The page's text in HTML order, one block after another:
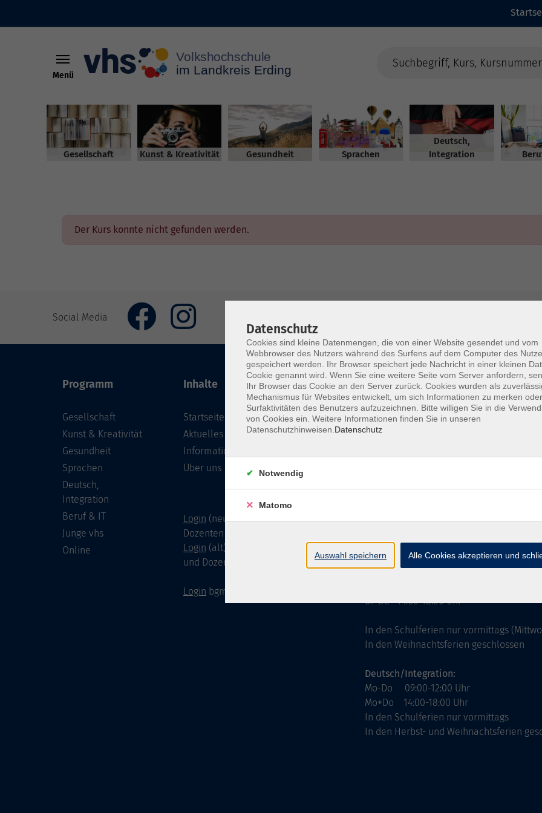
Menü
Gesellschaft Kunst & Kreativität Gesundheit Sprachen
Deutsch,
Integration
Der Kurs konnte nicht gefunden werden.
Social Media
Programm
Gesellschaft
Kunst & Kreativität
Gesundheit
Sprachen
Deutsch,
Integration
Beruf & IT
Junge vhs
Online
Inhalte
Startseite
Aktuelles
Informationen
Über uns
Login (neu) für Dozentinnen und
Dozenten
Login (alt) für Dozentinnen
und Dozenten
Login bgm-cloud
Volkshochschule im Lkr. Erding
Zweckverband Volkshochschule im Lkr.
Lethnerstr. 13
85435 ErdingGoogleMaps®
Servicezeiten
allgemein:
Di+Do 14:00-18:00 Uhr
In den Schulferien nur vormittags
In den Weihnachtsferien geschlossen
Deutsch/Integration:
Mo-Do 09:00-12:00 Uhr
Mo+Do 14:00-18:00 Uhr
In den Schulferien nur vormittags
In den Herbst- und Weihnachtsferien
Datenschutz
Cookies sind kleine Datenmengen, die von einer Website gesendet und vom
Webbrowser des Nutzers während des Surfens auf dem Computer des
gespeichert werden. Ihr Browser speichert jede Nachricht in einer kleinen
Cookie genannt wird. Wenn Sie eine weitere Seite vom Server anfordern,
Ihr Browser das Cookie an den Server zurück. Cookies wurden als
Mechanismus für Websites entwickelt, um sich Informationen zu merken
Surfaktivitäten des Benutzers aufzuzeichnen. Bitte willigen Sie in die
von Cookies ein. Weitere Informationen finden Sie in unseren
Datenschutzhinweisen. Datenschutz
Notwendig
Matomo
Auswahl speichern Alle Cookies akzeptieren und